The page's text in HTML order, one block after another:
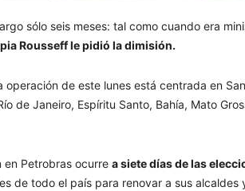
sólo seis meses: tal como cuando era
Rousseff le pidió la dimisión.
operación de este lunes está centrada en
de Janeiro, Espíritu Santo, Bahía, Mato
en Petrobras ocurrea siete días de las
de todo el país para renovar a sus alcaldes